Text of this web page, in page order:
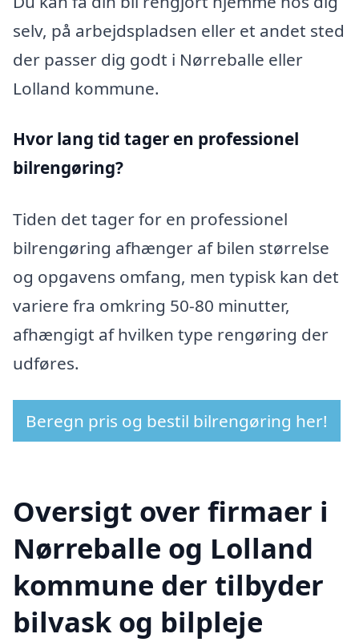
selv, på arbejdspladsen eller et andet sted
der passer dig godt i Nørreballe eller
Lolland kommune.
Hvor lang tid tager en professionel
bilrengøring?
Tiden det tager for en professionel
bilrengøring afhænger af bilen størrelse
og opgavens omfang, men typisk kan det
variere fra omkring 50-80 minutter,
afhængigt af hvilken type rengøring der
udføres.
Beregn pris og bestil bilrengøring her!
Oversigt over firmaer i
Nørreballe og Lolland
kommune der tilbyder
bilvask og bilpleje